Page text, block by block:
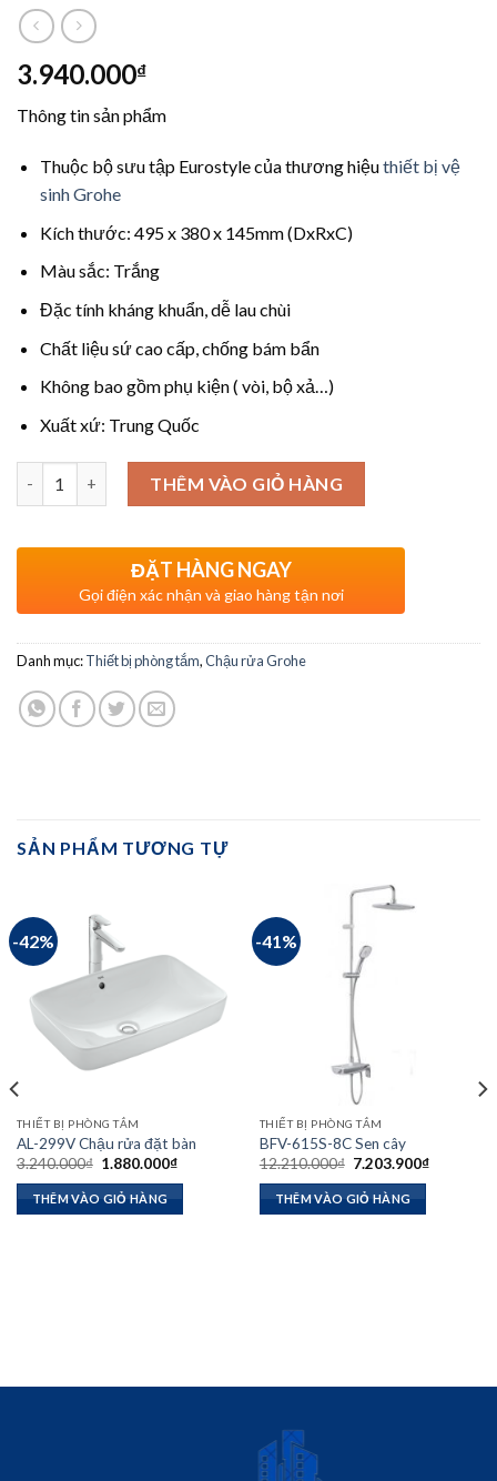
3.940.000₫
Thông tin sản phẩm
Thuộc bộ sưu tập Eurostyle của thương hiệuthiết bị vệ
sinh Grohe
Kích thước: 495 x 380 x 145mm (DxRxC)
Màu sắc: Trắng
Đặc tính kháng khuẩn, dễ lau chùi
Chất liệu sứ cao cấp, chống bám bẩn
Không bao gồm phụ kiện ( vòi, bộ xả…)
Xuất xứ: Trung Quốc
THÊM VÀO GIỎ HÀNG
ĐẶT HÀNG NGAY
Gọi điện xác nhận và giao hàng tận nơi
Danh mục:Thiết bị phòng tắm,Chậu rửa Grohe
SẢN PHẨM TƯƠNG TỰ
-42%
THIẾT BỊ PHÒNG TẮM
AL-299V Chậu rửa đặt bàn
3.240.000₫ Giá
là:
3.240.000₫.
1.880.000₫Giá
1.880.000₫.
THÊM VÀO GIỎ HÀNG
-41%
THIẾT BỊ PHÒNG TẮM
BFV-615S-8C Sen cây
12.210.000₫ Giá
là:
12.210.000₫.
7.203.900₫Giá
THÊM VÀO GIỎ HÀNG